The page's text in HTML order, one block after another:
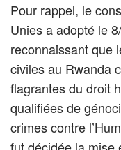
Pour rappel, le
Unies a adopté le
reconnaissant que
civiles au Rwanda
flagrantes du droit
qualifiées de
crimes contre